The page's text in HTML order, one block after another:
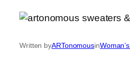
Written byARTonomousin